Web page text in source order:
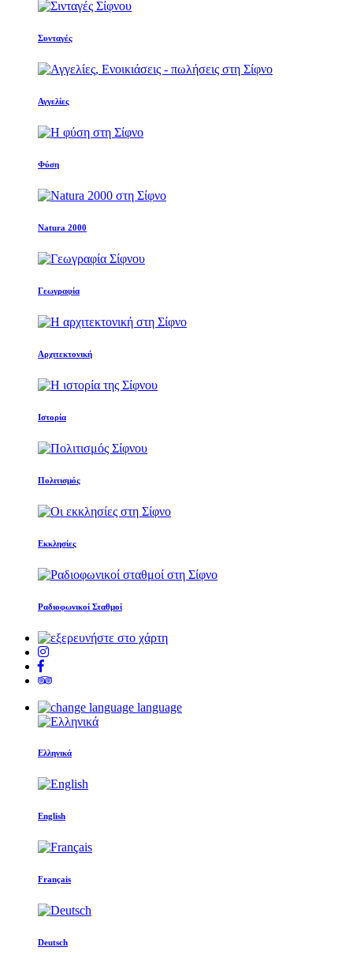
Συνταγές
Αγγελίες
Φύση
Natura 2000
Γεωγραφία
Αρχιτεκτονική
Ιστορία
Πολιτισμός
Εκκλησίες
Ραδιοφωνικοί Σταθμοί
language
Ελληνικά
English
Français
Deutsch